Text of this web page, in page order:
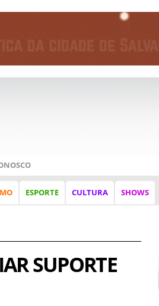
ESPORTE CULTURA SHOWS
SUPORTE